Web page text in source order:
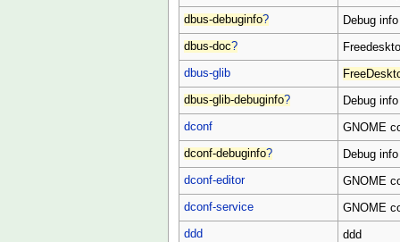
dbus-debuginfo? Debug
dbus-doc?
dbus-glib
dbus-glib-debuginfo? Debug
dconf GNOME
dconf-debuginfo? Debug
dconf-editor GNOME
dconf-service GNOME
ddd ddd